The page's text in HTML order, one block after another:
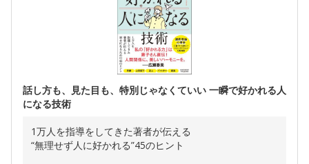
話し方も、見た目も、特別じゃなくていい 一瞬で好かれる人
になる技術
1万人を指導をしてきた著者が伝える
“無理せず人に好かれる”45のヒント